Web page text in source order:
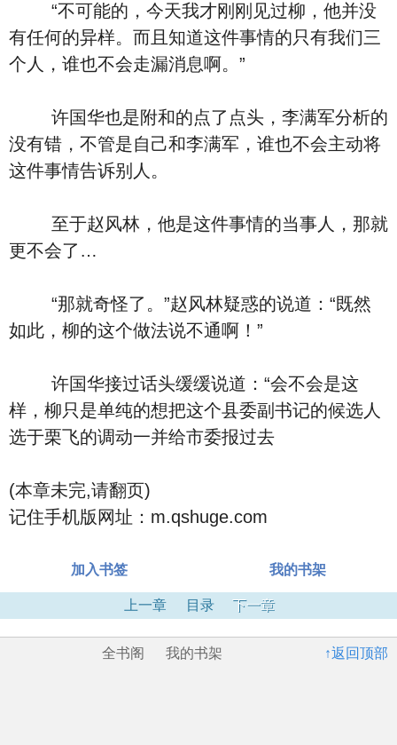
“不可能的，今天我才刚刚见过柳，他并没
有任何的异样。而且知道这件事情的只有我们三
个人，谁也不会走漏消息啊。”
许国华也是附和的点了点头，李满军分析的
没有错，不管是自己和李满军，谁也不会主动将
这件事情告诉别人。
至于赵风林，他是这件事情的当事人，那就
更不会了…
“那就奇怪了。”赵风林疑惑的说道：“既然
如此，柳的这个做法说不通啊！”
许国华接过话头缓缓说道：“会不会是这
样，柳只是单纯的想把这个县委副书记的候选人
选于栗飞的调动一并给市委报过去
(本章未完,请翻页)
记住手机版网址：m.qshuge.com
加入书签 我的书架
上一章 目录 下一章
↑返回顶部
全书阁 我的书架